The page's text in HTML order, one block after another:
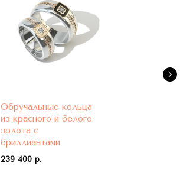
Обручальные кольца
из красного и белого
золота с
бриллиантами
239 400 р.